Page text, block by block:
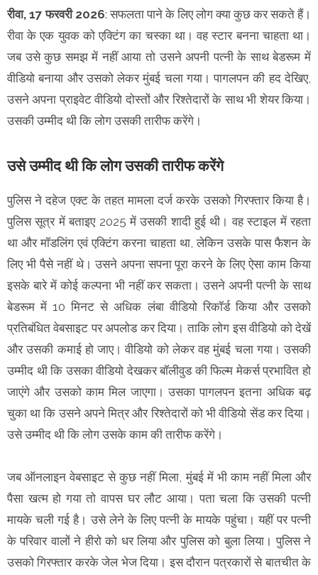
रीवा, 17 फरवरी 2026: सफलता पाने के लिए लोग क्या कुछ कर सकते हैं।
रीवा के एक युवक को एक्टिंग का चस्का था। वह स्टार बनना चाहता था।
जब उसे कुछ समझ में नहीं आया तो उसने अपनी पत्नी के साथ बेडरूम में
वीडियो बनाया और उसको लेकर मुंबई चला गया। पागलपन की हद देखिए,
उसने अपना प्राइवेट वीडियो दोस्तों और रिश्तेदारों के साथ भी शेयर किया।
उसकी उम्मीद थी कि लोग उसकी तारीफ करेंगे।
उसे उम्मीद थी कि लोग उसकी तारीफ करेंगे
पुलिस ने दहेज एक्ट के तहत मामला दर्ज करके उसको गिरफ्तार किया है।
पुलिस सूत्र में बताइए 2025 में उसकी शादी हुई थी। वह स्टाइल में रहता
था और मॉडलिंग एवं एक्टिंग करना चाहता था, लेकिन उसके पास फैशन के
लिए भी पैसे नहीं थे। उसने अपना सपना पूरा करने के लिए ऐसा काम किया
इसके बारे में कोई कल्पना भी नहीं कर सकता। उसने अपनी पत्नी के साथ
बेडरूम में 10 मिनट से अधिक लंबा वीडियो रिकॉर्ड किया और उसको
प्रतिबंधित वेबसाइट पर अपलोड कर दिया। ताकि लोग इस वीडियो को देखें
और उसकी कमाई हो जाए। वीडियो को लेकर वह मुंबई चला गया। उसकी
उम्मीद थी कि उसका वीडियो देखकर बॉलीवुड की फिल्म मेकर्स प्रभावित हो
जाएंगे और उसको काम मिल जाएगा। उसका पागलपन इतना अधिक बढ़
चुका था कि उसने अपने मित्र और रिश्तेदारों को भी वीडियो सेंड कर दिया।
उसे उम्मीद थी कि लोग उसके काम की तारीफ करेंगे।
जब ऑनलाइन वेबसाइट से कुछ नहीं मिला, मुंबई में भी काम नहीं मिला और
पैसा खत्म हो गया तो वापस घर लौट आया। पता चला कि उसकी पत्नी
मायके चली गई है। उसे लेने के लिए पत्नी के मायके पहुंचा। यहीं पर पत्नी
के परिवार वालों ने हीरो को धर लिया और पुलिस को बुला लिया। पुलिस ने
उसको गिरफ्तार करके जेल भेज दिया। इस दौरान पत्रकारों से बातचीत के